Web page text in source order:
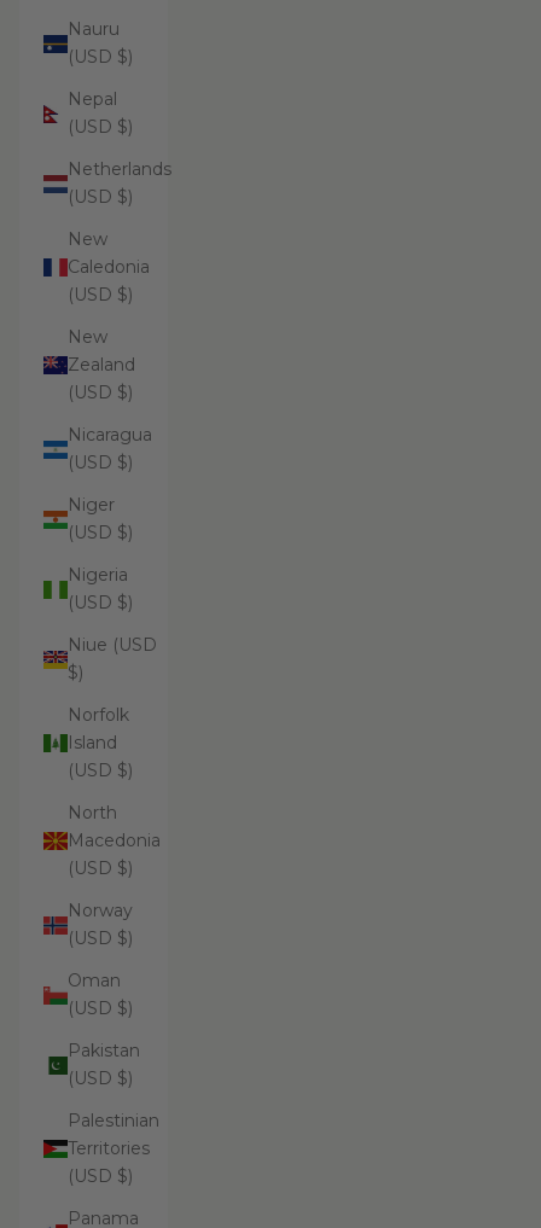
Nauru
(USD $)
Nepal
(USD $)
Netherlands
(USD $)
New
Caledonia
(USD $)
New
Zealand
(USD $)
Nicaragua
(USD $)
Niger
(USD $)
Nigeria
(USD $)
Niue (USD
$)
Norfolk
Island
(USD $)
North
Macedonia
(USD $)
Norway
(USD $)
Oman
(USD $)
Pakistan
(USD $)
Palestinian
Territories
(USD $)
Panama